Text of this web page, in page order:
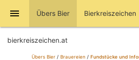
menu Übers Bier Bierkreiszeichen
bierkreiszeichen.at
Übers Bier/ Brauereien / Fundstücke und